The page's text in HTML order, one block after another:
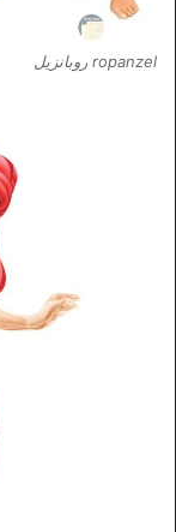
ropanzel روبانزيل